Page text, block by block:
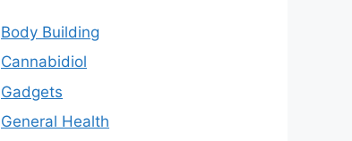
Body Building
Cannabidiol
Gadgets
General Health